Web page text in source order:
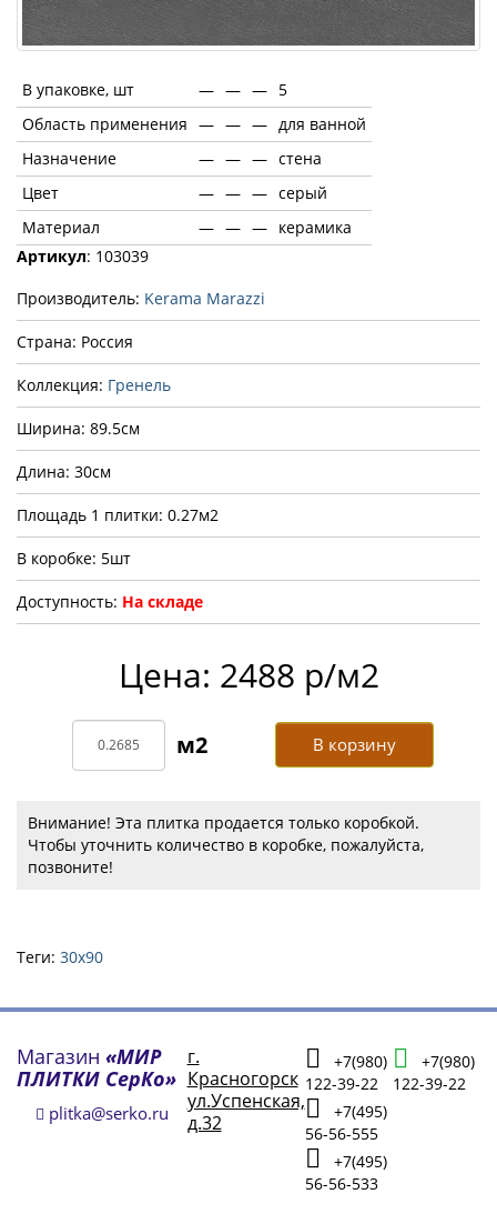
В упаковке, шт — — — 5
Область применения — — — для ванной
Назначение
— — — стена
Цвет
— — — серый
Материал
— — — керамика
Артикул: 103039
Производитель: Kerama Marazzi
Страна: Россия
Коллекция: Гренель
Ширина: 89.5см
Длина: 30см
Площадь 1 плитки: 0.27м2
В коробке: 5шт
Доступность: На складе
Цена: 2488 р/м2
В корзину
Внимание! Эта плитка продается только коробкой.
Чтобы уточнить количество в коробке, пожалуйста,
позвоните!
Теги: 30х90
Магазин «МИР
ПЛИТКИ СерКо»
plitka@serko.ru
г.
Красногорск
ул.Успенская,
д.32
+7(980)
122-39-22
+7(495)
56-56-555
+7(495)
56-56-533
+7(980)
122-39-22